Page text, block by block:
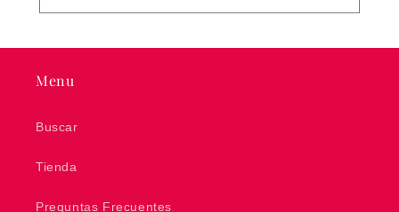
Menu
Buscar
Tienda
Preguntas Frecuentes